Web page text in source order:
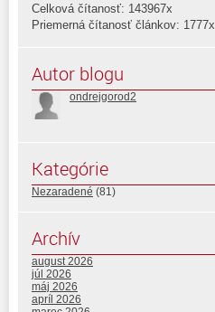
Celková čítanosť: 143967x
Priemerná čítanosť článkov: 1777x
Autor blogu
ondrejgorod2
Kategórie
Nezaradené (81)
Archív
august 2026
júl 2026
máj 2026
apríl 2026